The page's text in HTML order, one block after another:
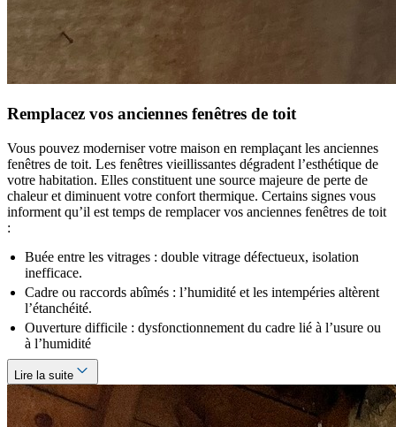
Remplacez vos anciennes fenêtres de toit
Vous pouvez moderniser votre maison en remplaçant les anciennes
fenêtres de toit. Les fenêtres vieillissantes dégradent l’esthétique de
votre habitation. Elles constituent une source majeure de perte de
chaleur et diminuent votre confort thermique. Certains signes vous
informent qu’il est temps de remplacer vos anciennes fenêtres de toit
:
Buée entre les vitrages : double vitrage défectueux, isolation
inefficace.
Cadre ou raccords abîmés : l’humidité et les intempéries altèrent
l’étanchéité.
Ouverture difficile : dysfonctionnement du cadre lié à l’usure ou
à l’humidité
Lire la suite